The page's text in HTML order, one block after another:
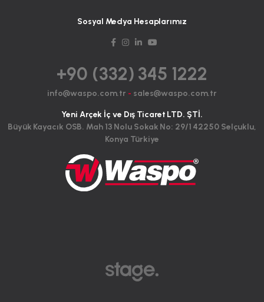
Sosyal Medya Hesaplarımız
+90 (332) 345 1222
info@waspo.com.tr - sales@waspo.com.tr
Yeni Arçek İç ve Dış Ticaret LTD. ŞTİ.
Büyük Kayacık OSB. Mah 13 Nolu Sokak No: 29/1 42250 Selçuklu,
Konya Türkiye